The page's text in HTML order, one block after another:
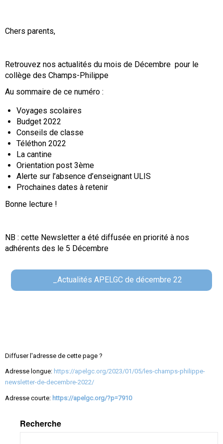
Chers parents,
Retrouvez nos actualités du mois de Décembre pour le
collège des Champs-Philippe
Au sommaire de ce numéro :
Voyages scolaires
Budget 2022
Conseils de classe
Téléthon 2022
La cantine
Orientation post 3ème
Alerte sur l’absence d’enseignant ULIS
Prochaines dates à retenir
Bonne lecture !
NB : cette Newsletter a été diffusée en priorité à nos
adhérents des le 5 Décembre
_Actualités APELGC de décembre 22
Diffuser l'adresse de cette page ?
Adresse longue: https://apelgc.org/2023/01/05/les-champs-philippe-
newsletter-de-decembre-2022/
Adresse courte: https://apelgc.org/?p=7910
Recherche